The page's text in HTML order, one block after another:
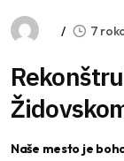
7
Naše mesto je